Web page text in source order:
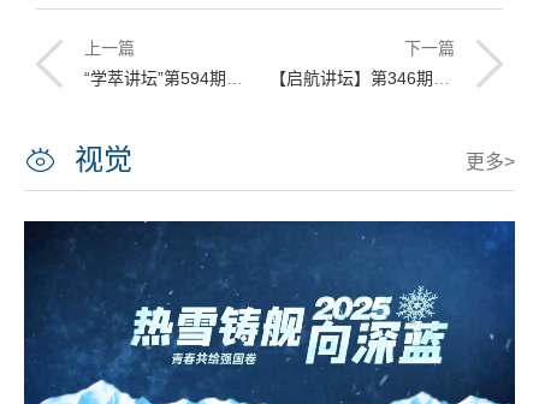
上一篇
“学萃讲坛”第594期--国内声学材料设计方法及研究进展
下一篇
【启航讲坛】第346期讲座预告
视觉 更多>